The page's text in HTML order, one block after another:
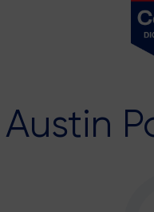
Austin